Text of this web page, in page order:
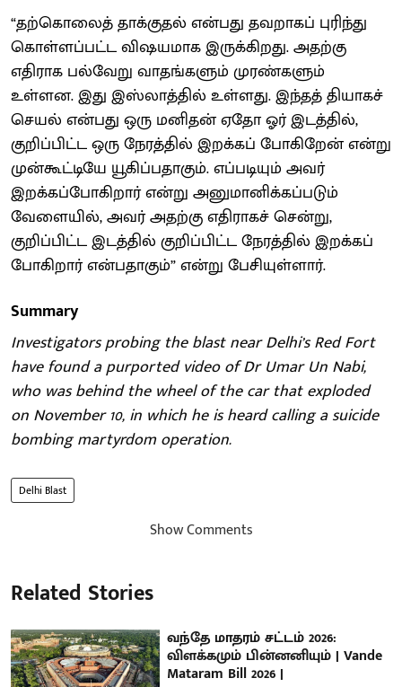
“தற்கொலைத் தாக்குதல் என்பது தவறாகப் புரிந்து
கொள்ளப்பட்ட விஷயமாக இருக்கிறது. அதற்கு
எதிராக பல்வேறு வாதங்களும் முரண்களும்
உள்ளன. இது இஸ்லாத்தில் உள்ளது. இந்தத் தியாகச்
செயல் என்பது ஒரு மனிதன் ஏதோ ஓர் இடத்தில்,
குறிப்பிட்ட ஒரு நேரத்தில் இறக்கப் போகிறேன் என்று
முன்கூட்டியே யூகிப்பதாகும். எப்படியும் அவர்
இறக்கப்போகிறார் என்று அனுமானிக்கப்படும்
வேளையில், அவர் அதற்கு எதிராகச் சென்று,
குறிப்பிட்ட இடத்தில் குறிப்பிட்ட நேரத்தில் இறக்கப்
போகிறார் என்பதாகும்” என்று பேசியுள்ளார்.
Summary
Investigators probing the blast near Delhi’s Red Fort
have found a purported video of Dr Umar Un Nabi,
who was behind the wheel of the car that exploded
on November 10, in which he is heard calling a suicide
bombing martyrdom operation.
Delhi Blast
Show Comments
Related Stories
வந்தே மாதரம் சட்டம் 2026:
விளக்கமும் பின்னனியும் | Vande
Mataram Bill 2026 |